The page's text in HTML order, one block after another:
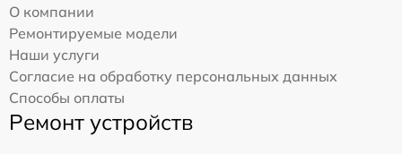
О компании
Ремонтируемые модели
Наши услуги
Согласие на обработку персональных данных
Способы оплаты
Ремонт устройств